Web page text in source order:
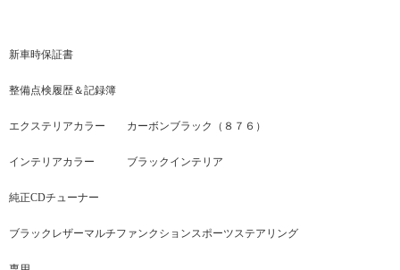
新車時保証書
整備点検履歴＆記録簿
エクステリアカラー カーボンブラック（８７６）
インテリアカラー ブラックインテリア
純正CDチューナー
ブラックレザーマルチファンクションスポーツステアリング